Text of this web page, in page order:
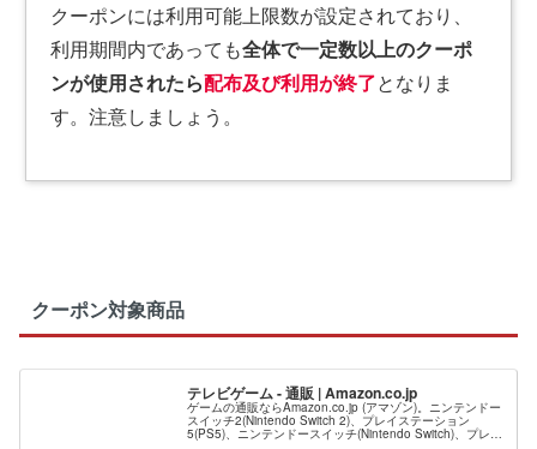
クーポンには利用可能上限数が設定されており、
利用期間内であっても全体で一定数以上のクーポ
ンが使用されたら配布及び利用が終了となりま
す。注意しましょう。
クーポン対象商品
テレビゲーム - 通販 | Amazon.co.jp
ゲームの通販ならAmazon.co.jp (アマゾン)。ニンテンドー
スイッチ2(Nintendo Switch 2)、プレイステーション
5(PS5)、ニンテンドースイッチ(Nintendo Switch)、プレイ